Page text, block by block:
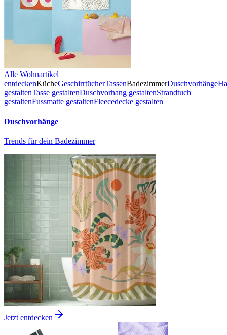
Alle Wohnartikel
entdeckenKücheGeschirrtücherTassenBadezimmerDuschvorhänge
gestaltenTasse gestaltenDuschvorhang gestaltenStrandtuch
gestaltenFussmatte gestaltenFleecedecke gestalten
Duschvorhänge
Trends für dein Badezimmer
Jetzt entdecken